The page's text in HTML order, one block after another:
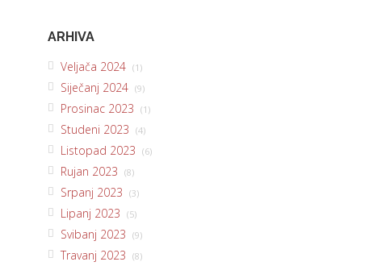
ARHIVA
Veljača 2024 (1)
Siječanj 2024 (9)
Prosinac 2023 (1)
Studeni 2023 (4)
Listopad 2023 (6)
Rujan 2023 (8)
Srpanj 2023 (3)
Lipanj 2023 (5)
Svibanj 2023 (9)
Travanj 2023 (8)